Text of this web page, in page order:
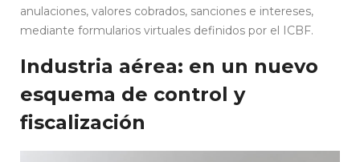
anulaciones, valores cobrados, sanciones e intereses,
mediante formularios virtuales definidos por el ICBF.
Industria aérea: en un nuevo
esquema de control y
fiscalización